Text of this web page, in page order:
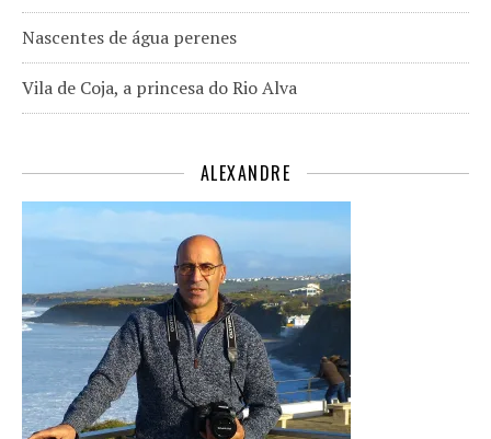
Nascentes de água perenes
Vila de Coja, a princesa do Rio Alva
ALEXANDRE